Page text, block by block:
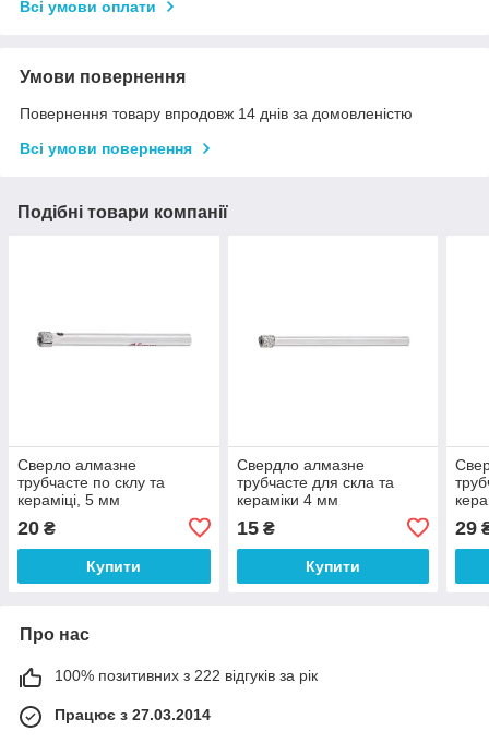
Всі умови оплати
Умови повернення
Повернення товару впродовж 14 днів за домовленістю
Всі умови повернення
Подібні товари компанії
Сверло алмазне
трубчасте по склу та
кераміці, 5 мм
20 ₴
Купити
Свердло алмазне
трубчасте для скла та
кераміки 4 мм
15₴
Купити
29
Про нас
100% позитивних з 222 відгуків за рік
Працює з 27.03.2014